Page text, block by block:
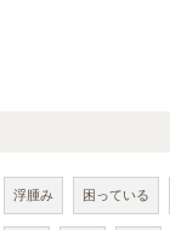
浮腫み 困っている